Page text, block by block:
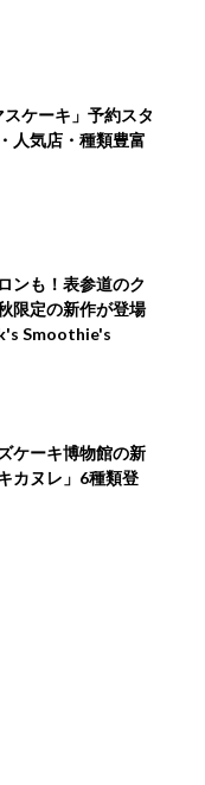
スケーキ」予約スタ
人気店・種類豊富
ンも！表参道のク
限定の新作が登場
Smoothie's
ケーキ博物館の新
カヌレ」6種類登